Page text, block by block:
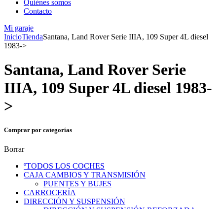
Quiénes somos
Contacto
Mi garaje
InicioTiendaSantana, Land Rover Serie IIIA, 109 Super 4L diesel
1983->
Santana, Land Rover Serie
IIIA, 109 Super 4L diesel 1983-
>
Comprar por categorías
Borrar
ºTODOS LOS COCHES
CAJA CAMBIOS Y TRANSMISIÓN
PUENTES Y BUJES
CARROCERÍA
DIRECCIÓN Y SUSPENSIÓN